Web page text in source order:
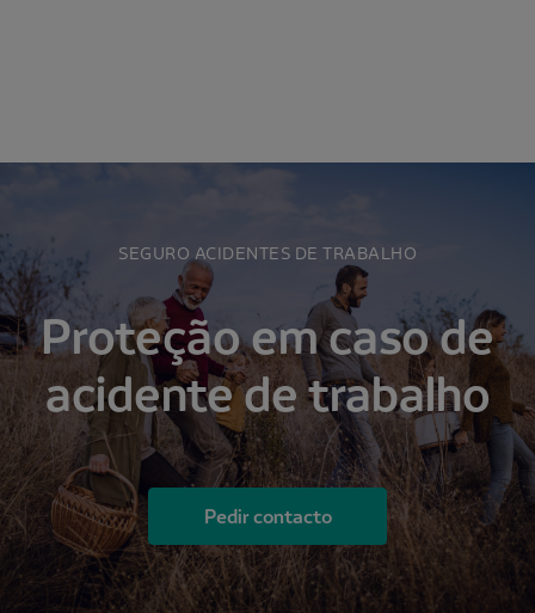
SEGURO ACIDENTES DE TRABALHO
Proteção em caso de
acidente de trabalho
Pedir contacto